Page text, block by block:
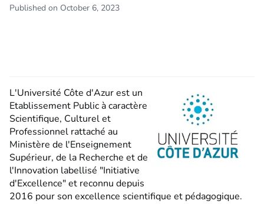
Published on October 6, 2023
L'Université Côte d'Azur est un
Etablissement Public à caractère
Scientifique, Culturel et
Professionnel rattaché au
Ministère de l'Enseignement
Supérieur, de la Recherche et de
l'Innovation labellisé "Initiative
d'Excellence" et reconnu depuis
2016 pour son excellence scientifique et pédagogique.